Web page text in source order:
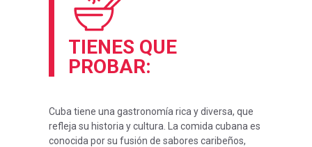
TIENES QUE
PROBAR:
Cuba tiene una gastronomía rica y diversa, que
refleja su historia y cultura. La comida cubana es
conocida por su fusión de sabores caribeños,